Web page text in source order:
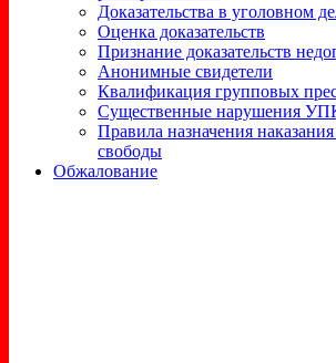
Доказательства в уголовном
Оценка доказательств
Признание доказательств
Анонимные свидетели
Квалификация групповых
Существенные нарушения
Правила назначения
свободы
Обжалование